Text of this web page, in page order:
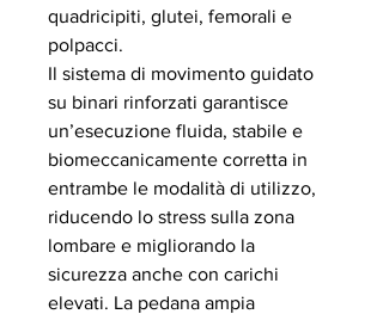
quadricipiti, glutei, femorali e
polpacci.
Il sistema di movimento guidato
su binari rinforzati garantisce
un’esecuzione fluida, stabile e
biomeccanicamente corretta in
entrambe le modalità di utilizzo,
riducendo lo stress sulla zona
lombare e migliorando la
sicurezza anche con carichi
elevati. La pedana ampia